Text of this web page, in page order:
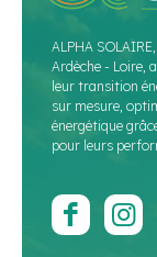
ALPHA
Ardèche - Loire,
leur transition
sur mesure,
énergétique
pour leurs